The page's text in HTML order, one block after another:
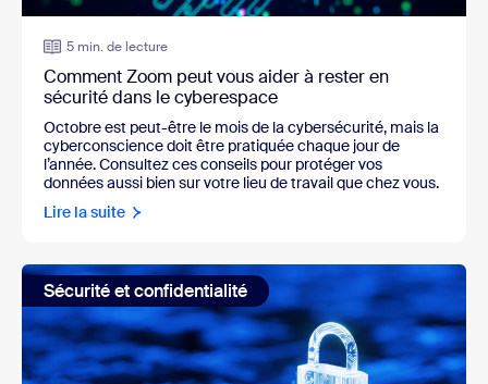
5 min. de lecture
Comment Zoom peut vous aider à rester en
sécurité dans le cyberespace
Octobre est peut-être le mois de la cybersécurité, mais la
cyberconscience doit être pratiquée chaque jour de
l’année. Consultez ces conseils pour protéger vos
données aussi bien sur votre lieu de travail que chez vous.
Lire la suite
Sécurité et confidentialité